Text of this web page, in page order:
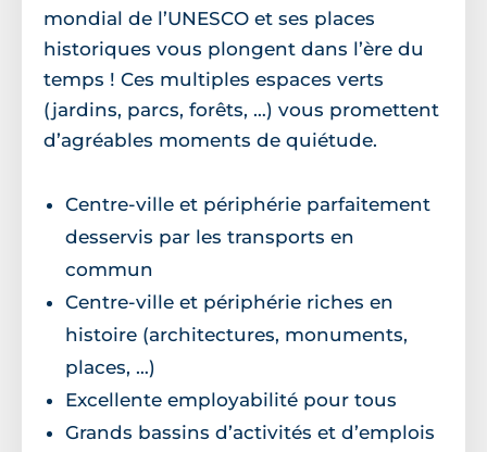
mondial de l’UNESCO et ses places
historiques vous plongent dans l’ère du
temps ! Ces multiples espaces verts
(jardins, parcs, forêts, …) vous promettent
d’agréables moments de quiétude.
Centre-ville et périphérie parfaitement
desservis par les transports en
commun
Centre-ville et périphérie riches en
histoire (architectures, monuments,
places, …)
Excellente employabilité pour tous
Grands bassins d’activités et d’emplois